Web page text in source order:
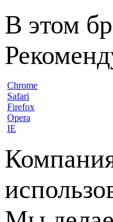
В этом
Chrome
Safari
Firefox
Opera
IE